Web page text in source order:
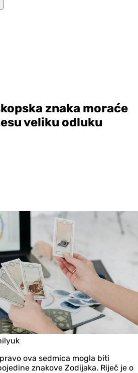
znaka moraće
veliku odluku
ova sedmica mogla biti
znakove Zodijaka. Riječ je o